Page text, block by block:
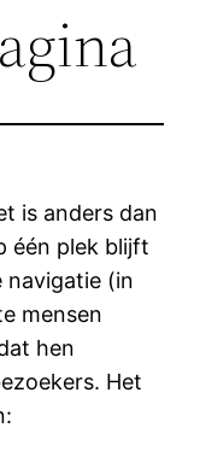
is anders dan
één plek blijft
navigatie (in
mensen
hen
Het